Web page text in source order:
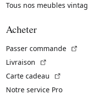
Tous nos meubles
Acheter
Passer commande
Livraison
Carte cadeau
Notre service Pro